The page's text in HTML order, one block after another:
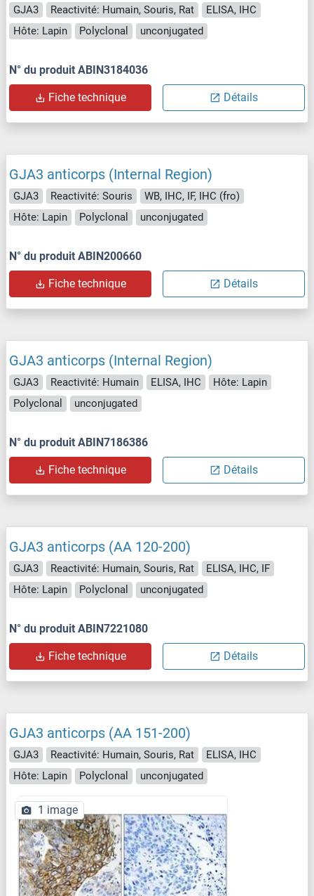
GJA3 Reactivité: Humain, Souris, Rat
ELISA, IHC
Hôte: Lapin
Polyclonal unconjugated
N° du produit ABIN3184036
Fiche technique Détails
GJA3 anticorps (Internal Region)
GJA3 Reactivité: Souris
WB, IHC, IF, IHC (fro)
Hôte: Lapin
Polyclonal unconjugated
N° du produit ABIN200660
Fiche technique Détails
GJA3 anticorps (Internal Region)
GJA3 Reactivité: Humain ELISA, IHC
Hôte: Lapin
Polyclonal
unconjugated
N° du produit ABIN7186386
Fiche technique Détails
GJA3 anticorps (AA 120-200)
GJA3 Reactivité: Humain, Souris, Rat
ELISA, IHC, IF
Hôte: Lapin
Polyclonal unconjugated
N° du produit ABIN7221080
Fiche technique Détails
GJA3 anticorps (AA 151-200)
GJA3 Reactivité: Humain, Souris, Rat
ELISA, IHC
Hôte: Lapin
Polyclonal unconjugated
1 image